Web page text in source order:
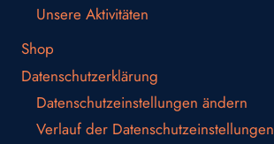
Unsere Aktivitäten
Shop
Datenschutzerklärung
Datenschutzeinstellungen ändern
Verlauf der Datenschutzeinstellungen